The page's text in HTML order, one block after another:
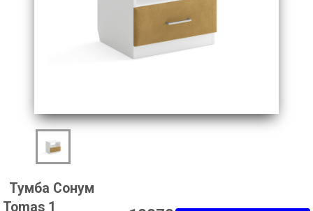
Тумба Сонум
Tomas 1